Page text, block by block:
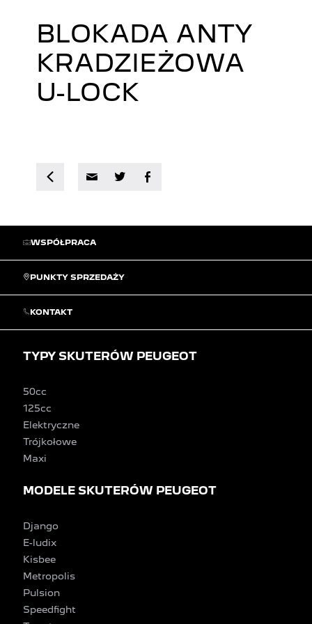
BLOKADA ANTY
KRADZIEŻOWA
U-LOCK
WSPÓŁPRACA
PUNKTY SPRZEDAŻY
KONTAKT
TYPY SKUTERÓW PEUGEOT
50cc
125cc
Elektryczne
Trójkołowe
Maxi
MODELE SKUTERÓW PEUGEOT
Django
E-ludix
Kisbee
Metropolis
Pulsion
Speedfight